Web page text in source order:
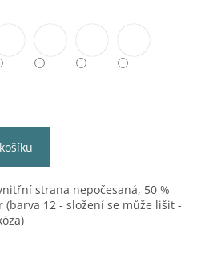
strana nepočesaná, 50 %
(barva 12 - složení se může lišit -